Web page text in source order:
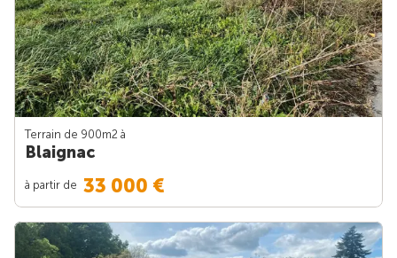
Terrain de 900m2 à
Blaignac
à partir de 33 000 €